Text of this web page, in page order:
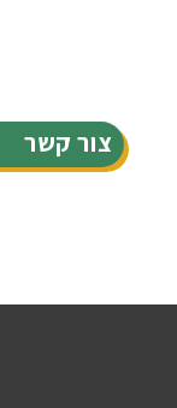
צור קשר